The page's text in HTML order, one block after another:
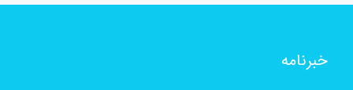
خبرنامه